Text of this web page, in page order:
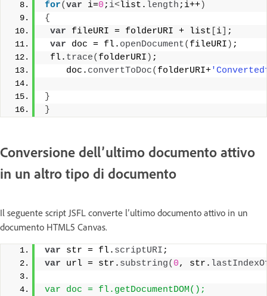
for(var i=0 ; i<list. length ;i++)
{
var fileURI = folderURI + list i
;
var doc = fl. openDocument( fileURI ) ;
fl. trace( folderURI ) ;
    doc.
convertToDoc( folderURI+
}
}
Conversione dell’ultimo documento attivo
in un altro tipo di documento
Il seguente script JSFL converte l’ultimo documento attivo in un
documento HTML5 Canvas.
var str = fl. scriptURI ;
var url = str. substring( 0, str.
var doc = fl.getDocumentDOM();